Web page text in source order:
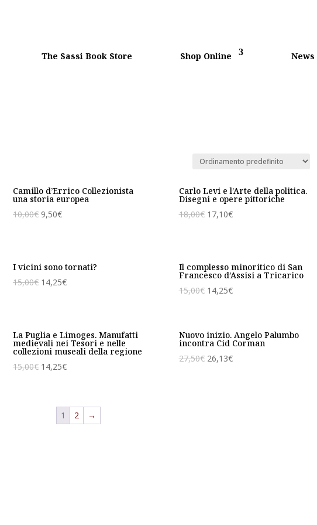
The Sassi Book Store Shop Online News
Camillo d’Errico Collezionista
una storia europea
10,00€ 9,50€
Carlo Levi e l’Arte della politica.
Disegni e opere pittoriche
18,00€ 17,10€
I vicini sono tornati?
15,00€ 14,25€
Il complesso minoritico di San
Francesco d’Assisi a Tricarico
15,00€ 14,25€
La Puglia e Limoges. Manufatti
medievali nei Tesori e nelle
collezioni museali della regione
15,00€ 14,25€
Nuovo inizio. Angelo Palumbo
incontra Cid Corman
27,50€ 26,13€
1 2 →